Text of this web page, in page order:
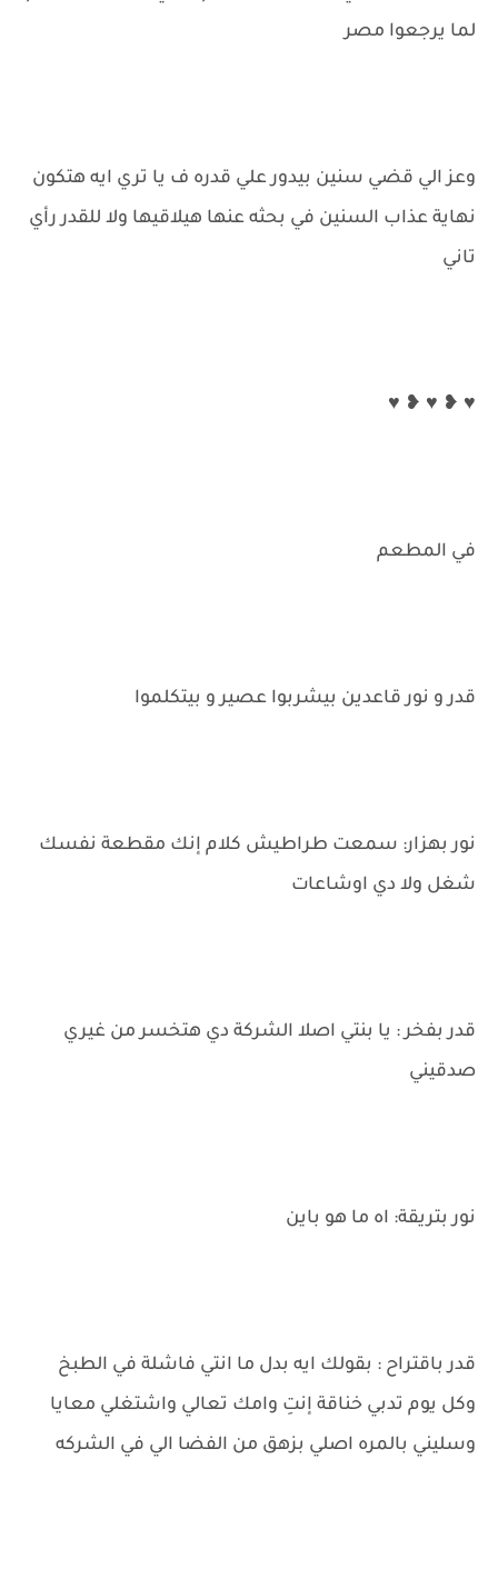
لما يرجعوا مصر
وعز الي قضي سنين بيدور علي قدره ف يا تري ايه هتكون
نهاية عذاب السنين في بحثه عنها هيلاقيها ولا للقدر رأي
تاني
♥ ❥ ♥ ❥ ♥
في المطعم
قدر و نور قاعدين بيشربوا عصير و بيتكلموا
نور بهزار: سمعت طراطيش كلام إنك مقطعة نفسك
شغل ولا دي اوشاعات
قدر بفخر : يا بنتي اصلا الشركة دي هتخسر من غيري
صدقيني
نور بتريقة: اه ما هو باين
قدر باقتراح : بقولك ايه بدل ما انتي فاشلة في الطبخ
وكل يوم تدبي خناقة إنتِ وامك تعالي واشتغلي معايا
وسليني بالمره اصلي بزهق من الفضا الي في الشركه